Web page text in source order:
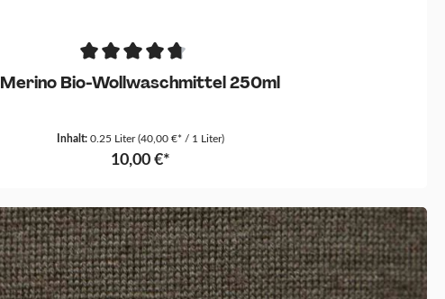
Merino Bio-Wollwaschmittel 250ml
Inhalt: 0.25 Liter(40,00 €* / 1 Liter)
10,00 €*